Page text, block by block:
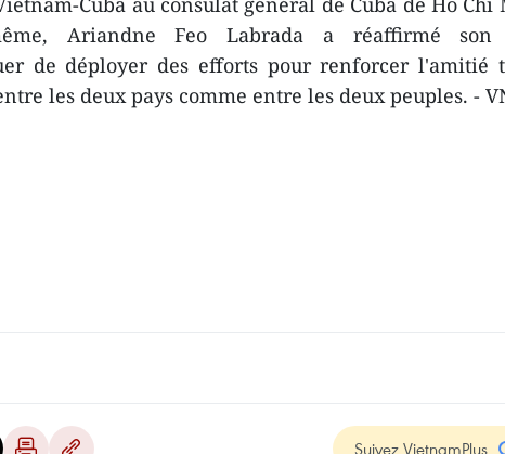
Ariandne Feo Labrada a réaffirmé son
de déployer des efforts pour renforcer l'amitié
les deux pays comme entre les deux peuples. -
Suivez VietnamPlus